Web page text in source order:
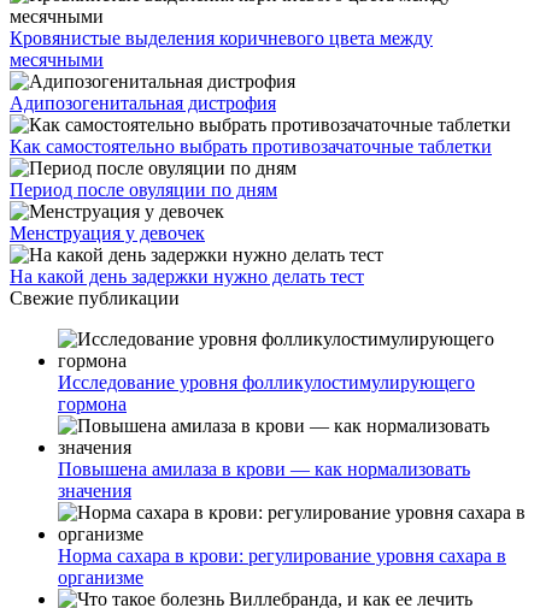
Кровянистые выделения коричневого цвета между
месячными
Адипозогенитальная дистрофия
Как самостоятельно выбрать противозачаточные таблетки
Период после овуляции по дням
Менструация у девочек
На какой день задержки нужно делать тест
Свежие публикации
Исследование уровня фолликулостимулирующего
гормона
Повышена амилаза в крови — как нормализовать
значения
Норма сахара в крови: регулирование уровня сахара в
организме